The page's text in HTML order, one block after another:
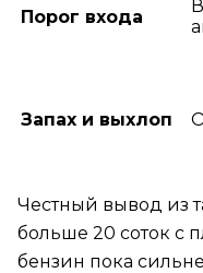
Порог входа
Запах и выхлоп
Честный вывод из
больше 20 соток с
бензин пока